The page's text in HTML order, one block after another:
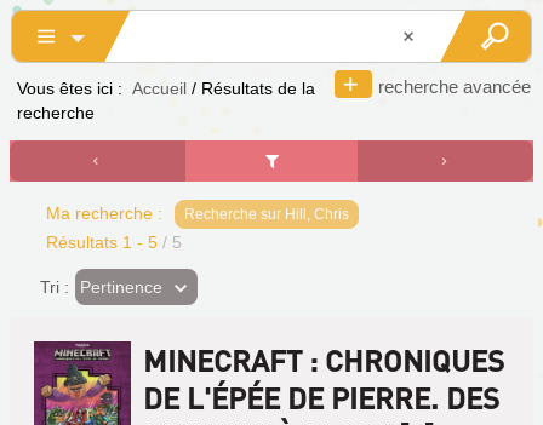
recherche avancée
Vous êtes ici : Accueil / Résultats de la
recherche
Ma recherche : Recherche sur Hill, Chris
Résultats 1 - 5 / 5
Tri : (Effet
imédiat)
Pertinence
MINECRAFT : CHRONIQUES
DE L'ÉPÉE DE PIERRE. DES